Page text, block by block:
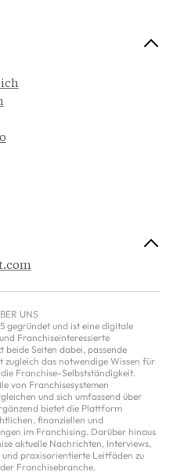
UNS
gegründet und ist eine digitale
Franchiseinteressierte
beide Seiten dabei, passende
zugleich das notwendige Wissen für
Franchise-Selbstständigkeit.
von Franchisesystemen
und sich umfassend über
bietet die Plattform
finanziellen und
im Franchising. Darüber hinaus
aktuelle Nachrichten, Interviews,
praxisorientierte Leitfäden zu
Franchisebranche.